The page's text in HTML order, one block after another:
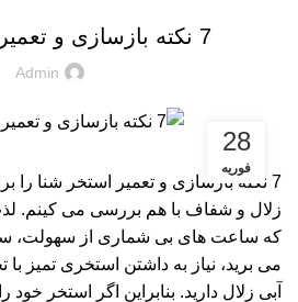
7 نکته بازسازی و تعمیر استخر شنا
Admin
28
فوریه
7 نکته بازسازی و تعمیر استخر شنا را
زلال و شفاف با هم بررسی می کینم.
که ساعت های بی شماری از سهولت،
می برید، نیاز به داشتن استخری تمیز با
آبی زلال دارید. بنابراین اگر استخر خود